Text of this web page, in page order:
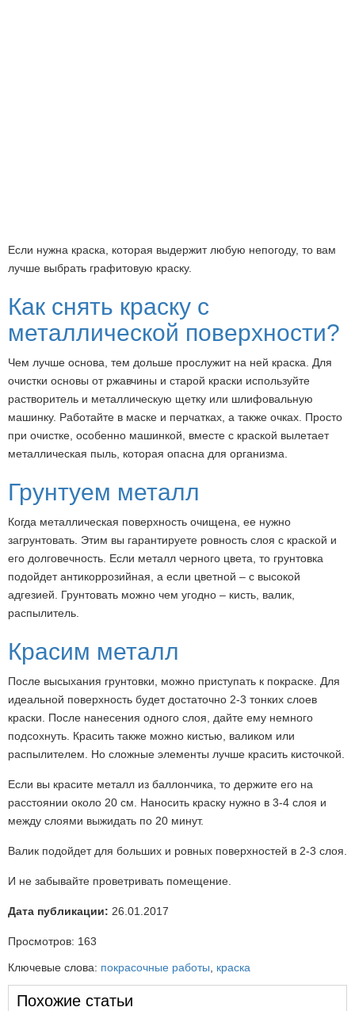
Если нужна краска, которая выдержит любую непогоду, то вам
лучше выбрать графитовую краску.
Как снять краску с
металлической поверхности?
Чем лучше основа, тем дольше прослужит на ней краска. Для
очистки основы от ржавчины и старой краски используйте
растворитель и металлическую щетку или шлифовальную
машинку. Работайте в маске и перчатках, а также очках. Просто
при очистке, особенно машинкой, вместе с краской вылетает
металлическая пыль, которая опасна для организма.
Грунтуем металл
Когда металлическая поверхность очищена, ее нужно
загрунтовать. Этим вы гарантируете ровность слоя с краской и
его долговечность. Если металл черного цвета, то грунтовка
подойдет антикоррозийная, а если цветной – с высокой
адгезией. Грунтовать можно чем угодно – кисть, валик,
распылитель.
Красим металл
После высыхания грунтовки, можно приступать к покраске. Для
идеальной поверхность будет достаточно 2-3 тонких слоев
краски. После нанесения одного слоя, дайте ему немного
подсохнуть. Красить также можно кистью, валиком или
распылителем. Но сложные элементы лучше красить кисточкой.
Если вы красите металл из баллончика, то держите его на
расстоянии около 20 см. Наносить краску нужно в 3-4 слоя и
между слоями выжидать по 20 минут.
Валик подойдет для больших и ровных поверхностей в 2-3 слоя.
И не забывайте проветривать помещение.
Дата публикации: 26.01.2017
Просмотров: 163
Ключевые слова: покрасочные работы, краска
Похожие статьи